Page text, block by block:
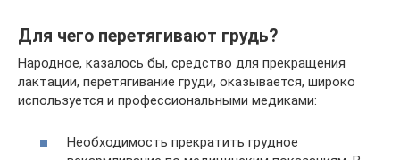
Для чего перетягивают грудь?
Народное, казалось бы, средство для прекращения
лактации, перетягивание груди, оказывается, широко
используется и профессиональными медиками:
Необходимость прекратить грудное